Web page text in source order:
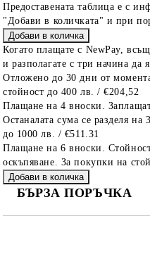
Предоставената таблица е с
"Добави в количката" и при
Когато плащате с NewPay,
и разполагате с три начина да
Отложено до 30 дни от
стойност до 400 лв. / €204,52
Плащане на 4 вноски.
Останалата сума се разделя
до 1000 лв. / €511.31
Плащане на 6 вноски.
оскъпяване. За покупки на
БЪРЗА ПОРЪЧКА